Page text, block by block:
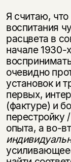
Я считаю,
воспитания
расцвета в
начале 1930-
очевидно
установок и
первых,
(фактуре) и
перестройку
опыта, а во-